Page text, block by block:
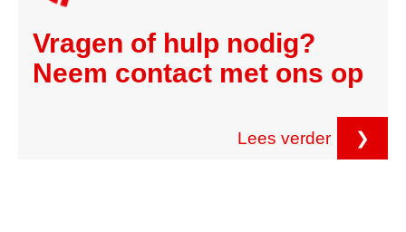
Vragen of hulp nodig?
Neem contact met ons op
Lees verder ❯